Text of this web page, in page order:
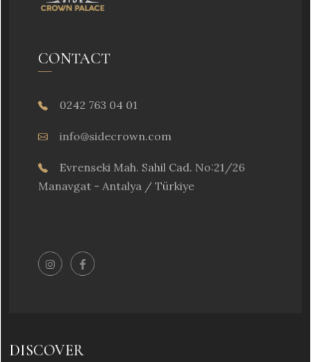
CONTACT
0242 763 04 01
info@sidecrown.com
Evrenseki Mah. Sahil Cad. No:21/26
Manavgat - Antalya / Türkiye
DISCOVER